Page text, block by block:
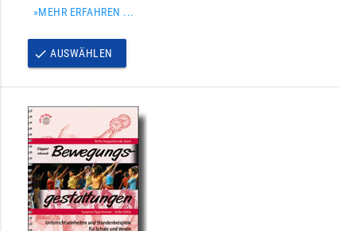
»MEHR ERFAHREN ...
done AUSWÄHLEN